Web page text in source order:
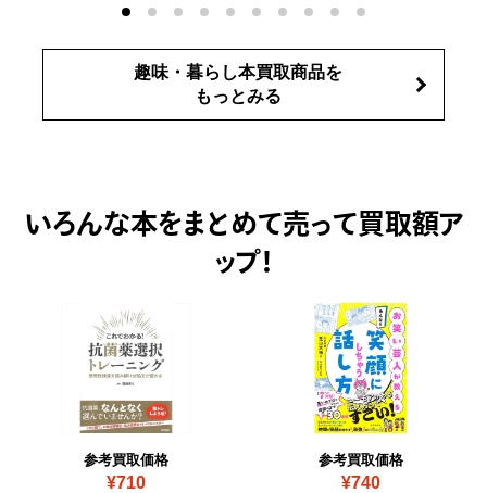
趣味・暮らし本買取商品を
もっとみる
いろんな本をまとめて売って 買取額ア
ップ！
参考買取価格
¥710
参考買取価格
¥740